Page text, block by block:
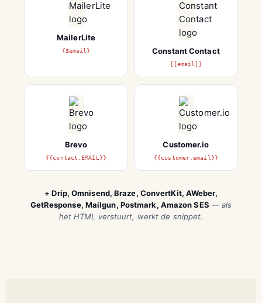
MailerLite
{$email} Constant Contact
[[email]]
Brevo
{{contact.EMAIL}}
Customer.io
{{customer.email}}
+ Drip, Omnisend, Braze, ConvertKit, AWeber,
GetResponse, Mailgun, Postmark, Amazon SES — als
het HTML verstuurt, werkt de snippet.